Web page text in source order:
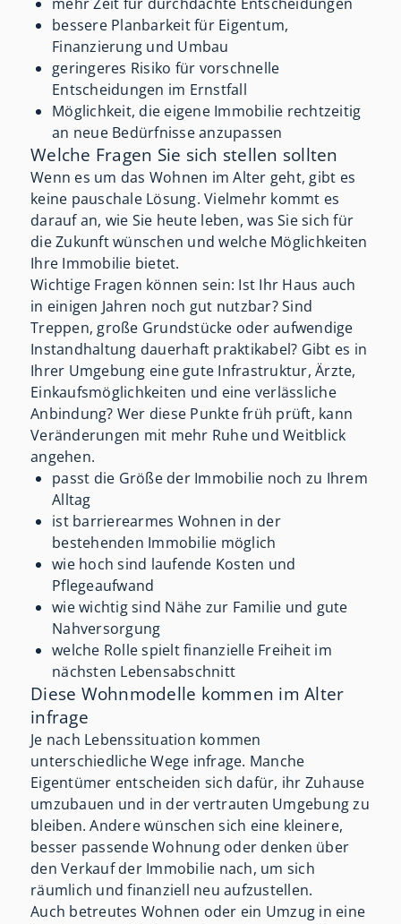
bessere Planbarkeit für Eigentum,
Finanzierung und Umbau
geringeres Risiko für vorschnelle
Entscheidungen im Ernstfall
Möglichkeit, die eigene Immobilie rechtzeitig
an neue Bedürfnisse anzupassen
Welche Fragen Sie sich stellen sollten
Wenn es um das Wohnen im Alter geht, gibt es
keine pauschale Lösung. Vielmehr kommt es
darauf an, wie Sie heute leben, was Sie sich für
die Zukunft wünschen und welche Möglichkeiten
Ihre Immobilie bietet.
Wichtige Fragen können sein: Ist Ihr Haus auch
in einigen Jahren noch gut nutzbar? Sind
Treppen, große Grundstücke oder aufwendige
Instandhaltung dauerhaft praktikabel? Gibt es in
Ihrer Umgebung eine gute Infrastruktur, Ärzte,
Einkaufsmöglichkeiten und eine verlässliche
Anbindung? Wer diese Punkte früh prüft, kann
Veränderungen mit mehr Ruhe und Weitblick
angehen.
passt die Größe der Immobilie noch zu Ihrem
Alltag
ist barrierearmes Wohnen in der
bestehenden Immobilie möglich
wie hoch sind laufende Kosten und
Pflegeaufwand
wie wichtig sind Nähe zur Familie und gute
Nahversorgung
welche Rolle spielt finanzielle Freiheit im
nächsten Lebensabschnitt
Diese Wohnmodelle kommen im Alter
infrage
Je nach Lebenssituation kommen
unterschiedliche Wege infrage. Manche
Eigentümer entscheiden sich dafür, ihr Zuhause
umzubauen und in der vertrauten Umgebung zu
bleiben. Andere wünschen sich eine kleinere,
besser passende Wohnung oder denken über
den Verkauf der Immobilie nach, um sich
räumlich und finanziell neu aufzustellen.
Auch betreutes Wohnen oder ein Umzug in eine